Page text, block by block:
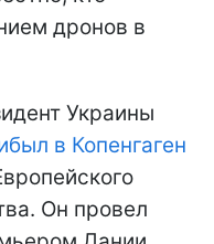
дронов в
Украины
в Копенгаген
Он провел